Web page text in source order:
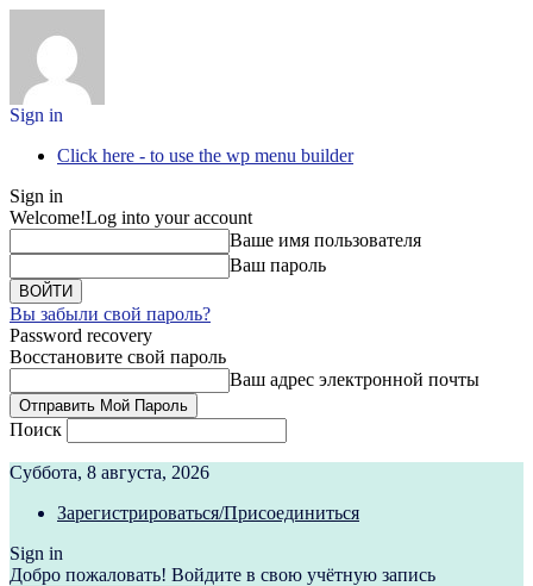
Sign in
Click here - to use the wp menu builder
Sign in
Welcome!Log into your account
Ваше имя пользователя
Ваш пароль
Вы забыли свой пароль?
Password recovery
Восстановите свой пароль
Ваш адрес электронной почты
Поиск
Суббота, 8 августа, 2026
Зарегистрироваться/Присоединиться
Sign in
Добро пожаловать! Войдите в свою учётную запись